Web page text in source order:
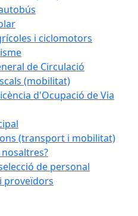
i ciclomotors
de Circulació
(mobilitat)
d'Ocupació de Via
(transport i mobilitat)
de personal
proveïdors